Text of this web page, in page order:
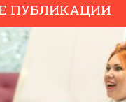
ПУБЛИКАЦИИ